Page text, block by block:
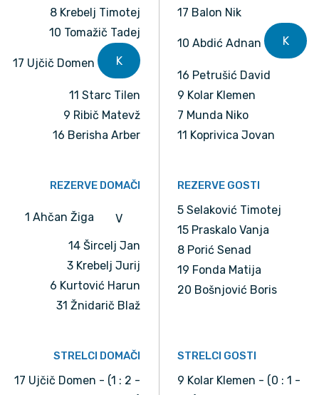
8 Krebelj Timotej
10 Tomažič Tadej
17 Ujčič Domen K
11 Starc Tilen
9 Ribič Matevž
16 Berisha Arber
17 Balon Nik
10 Abdić Adnan K
16 Petrušić David
9 Kolar Klemen
7 Munda Niko
11 Koprivica Jovan
REZERVE DOMAČI
1 Ahčan Žiga V
14 Šircelj Jan
3 Krebelj Jurij
6 Kurtović Harun
31 Žnidarič Blaž
REZERVE GOSTI
5 Selaković Timotej
15 Praskalo Vanja
8 Porić Senad
19 Fonda Matija
20 Bošnjović Boris
STRELCI DOMAČI
17 Ujčič Domen - (1 : 2 -
STRELCI GOSTI
9 Kolar Klemen - (0 : 1 -